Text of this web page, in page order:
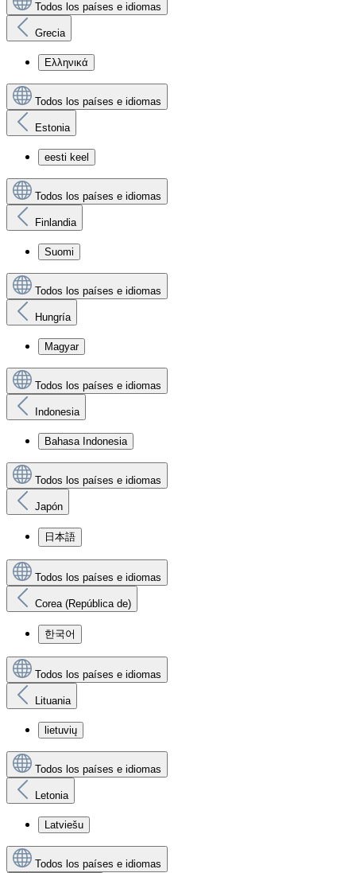
Todos los países e idiomas
Grecia
Ελληνικά
Todos los países e idiomas
Estonia
eesti keel
Todos los países e idiomas
Finlandia
Suomi
Todos los países e idiomas
Hungría
Magyar
Todos los países e idiomas
Indonesia
Bahasa Indonesia
Todos los países e idiomas
Japón
日本語
Todos los países e idiomas
Corea (República de)
한국어
Todos los países e idiomas
Lituania
lietuvių
Todos los países e idiomas
Letonia
Latviešu
Todos los países e idiomas